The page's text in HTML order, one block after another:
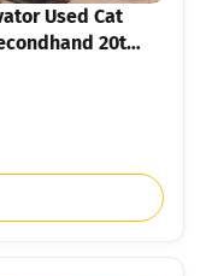
Used Cat
20t